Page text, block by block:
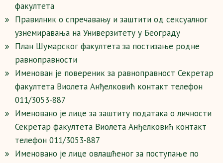
факултета
Правилник о спречавању и заштити од сексуалног
узнемиравања на Универзитету у Београду
План Шумарског факултета за постизање родне
равноправности
Именован је повереник за равноправност Секретар
факултета Виолета Анђелковић контакт телефон
011/3053-887
Именовано је лице за заштиту података о личности
Секретар факултета Виолета Анђелковић контакт
телефон 011/3053-887
Именовано је лице овлашћеног за поступање по